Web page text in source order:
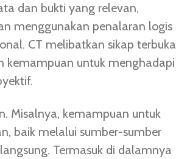
dan bukti yang relevan,
menggunakan penalaran logis
CT melibatkan sikap terbuka
kemampuan untuk menghadapi
Misalnya, kemampuan untuk
baik melalui sumber-sumber
Termasuk di dalamnya